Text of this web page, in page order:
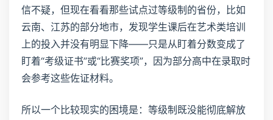
信不疑，但现在看看那些试点过等级制的省份，比如
云南、江苏的部分地市，发现学生课后在艺术类培训
上的投入并没有明显下降——只是从盯着分数变成了
盯着“考级证书”或“比赛奖项”，因为部分高中在录取时
会参考这些佐证材料。
所以一个比较现实的困境是：等级制既没能彻底解放